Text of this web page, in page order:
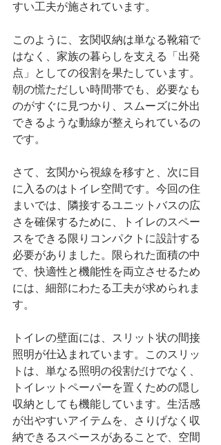
すい工夫が施されています。
このように、玄関収納は単なる靴箱で
はなく、家族の暮らしを支える「出発
点」としての役割を果たしています。
朝の慌ただしい時間帯でも、必要なも
のがすぐに見つかり、スムーズに外出
できるような動線が整えられているの
です。
さて、玄関から視線を移すと、次に目
に入るのはトイレ空間です。今回の住
まいでは、隣接するユニットバスの広
さを確保するために、トイレのスペー
スをできる限りコンパクトに設計する
必要がありました。限られた面積の中
で、快適性と機能性を両立させるため
には、細部にわたる工夫が求められま
す。
トイレの壁面には、スリット状の間接
照明が仕込まれています。このスリッ
トは、単なる照明の役割だけでなく、
トイレットペーパーを置くための隠し
収納としても機能しています。生活感
が出やすいアイテムを、さりげなく収
納できるスペースがあることで、空間